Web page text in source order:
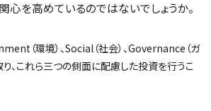
心を高めているのではないでしょうか。
（環境）、Social（社会）、Governance（ガ
、これら三つの側面に配慮した投資を行うこ